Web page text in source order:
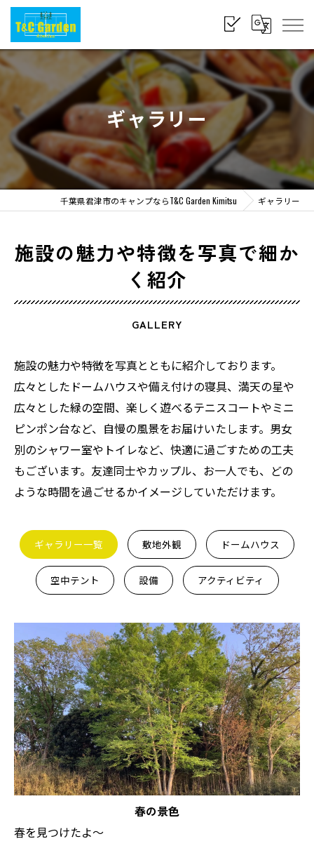
ギャラリー
千葉県君津市のキャンプならT&C Garden Kimitsu ギャラリー
施設の魅力や特徴を写真で細か
く紹介
GALLERY
施設の魅力や特徴を写真とともに紹介しております。
広々としたドームハウスや備え付けの寝具、満天の星や
広々とした緑の空間、楽しく遊べるテニスコートやミニ
ピンポン台など、自慢の風景をお届けいたします。男女
別のシャワー室やトイレなど、快適に過ごすための工夫
もございます。友達同士やカップル、お一人でも、どの
ような時間を過ごせるかイメージしていただけます。
ギャラリー一覧 敷地外観 ドームハウス
空中テント 設備 アクティビティ
春の景色
春を見つけたよ～